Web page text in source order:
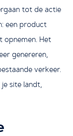
tot de actie
een product
opnemen. Het
genereren,
verkeer.
site landt,